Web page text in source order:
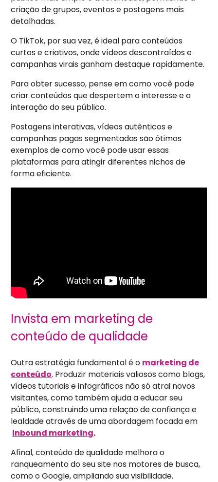
criação de grupos, eventos e postagens mais
detalhadas.
O TikTok, por sua vez, é ideal para conteúdos
curtos e criativos, onde vídeos descontraídos e
campanhas virais ganham destaque rapidamente.
Para obter sucesso, pense em como você pode
criar conteúdos que despertem o interesse e a
interação do seu público.
Postagens interativas, vídeos autênticos e
campanhas pagas segmentadas são ótimos
exemplos de como você pode usar essas
plataformas para atingir diferentes nichos de
forma eficiente.
Invista em marketing de
conteúdo de qualidade
Outra estratégia fundamental é o marketing de
conteúdo. Produzir materiais valiosos como blogs,
vídeos tutoriais e infográficos não só atrai novos
visitantes, como também ajuda a educar seu
público, construindo uma relação de confiança e
lealdade através de uma abordagem focada em
inbound marketing.
Afinal, conteúdo de qualidade melhora o
ranqueamento do seu site nos motores de busca,
como o Google, ampliando sua visibilidade.